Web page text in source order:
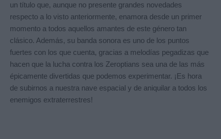
un título que, aunque no presente grandes novedades
respecto a lo visto anteriormente, enamora desde un primer
momento a todos aquellos amantes de este género tan
clásico. Además, su banda sonora es uno de los puntos
fuertes con los que cuenta, gracias a melodías pegadizas que
hacen que la lucha contra los Zeroptians sea una de las más
épicamente divertidas que podemos experimentar. ¡Es hora
de subirnos a nuestra nave espacial y de aniquilar a todos los
enemigos extraterrestres!